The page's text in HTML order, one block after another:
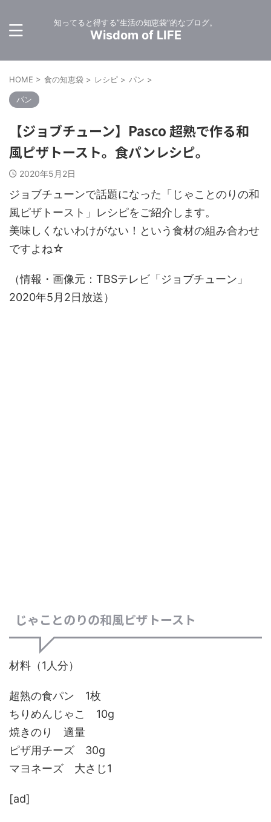
知ってると得する”生活の知恵袋”的なブログ。
Wisdom of LIFE
HOME > 食の知恵袋 > レシピ > パン >
パン
【ジョブチューン】Pasco 超熟で作る和
風ピザトースト。食パンレシピ。
2020年5月2日
ジョブチューンで話題になった「じゃことのりの和
風ピザトースト」レシピをご紹介します。
美味しくないわけがない！という食材の組み合わせ
ですよね☆
（情報・画像元：TBSテレビ「ジョブチューン」
2020年5月2日放送）
じゃことのりの和風ピザトースト
材料（1人分）
超熟の食パン 1枚
ちりめんじゃこ 10g
焼きのり 適量
ピザ用チーズ 30g
マヨネーズ 大さじ1
[ad]